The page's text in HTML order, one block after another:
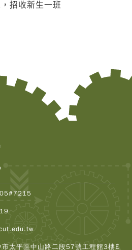
招收新生一班
太平區中山路二段57號工程館3樓E